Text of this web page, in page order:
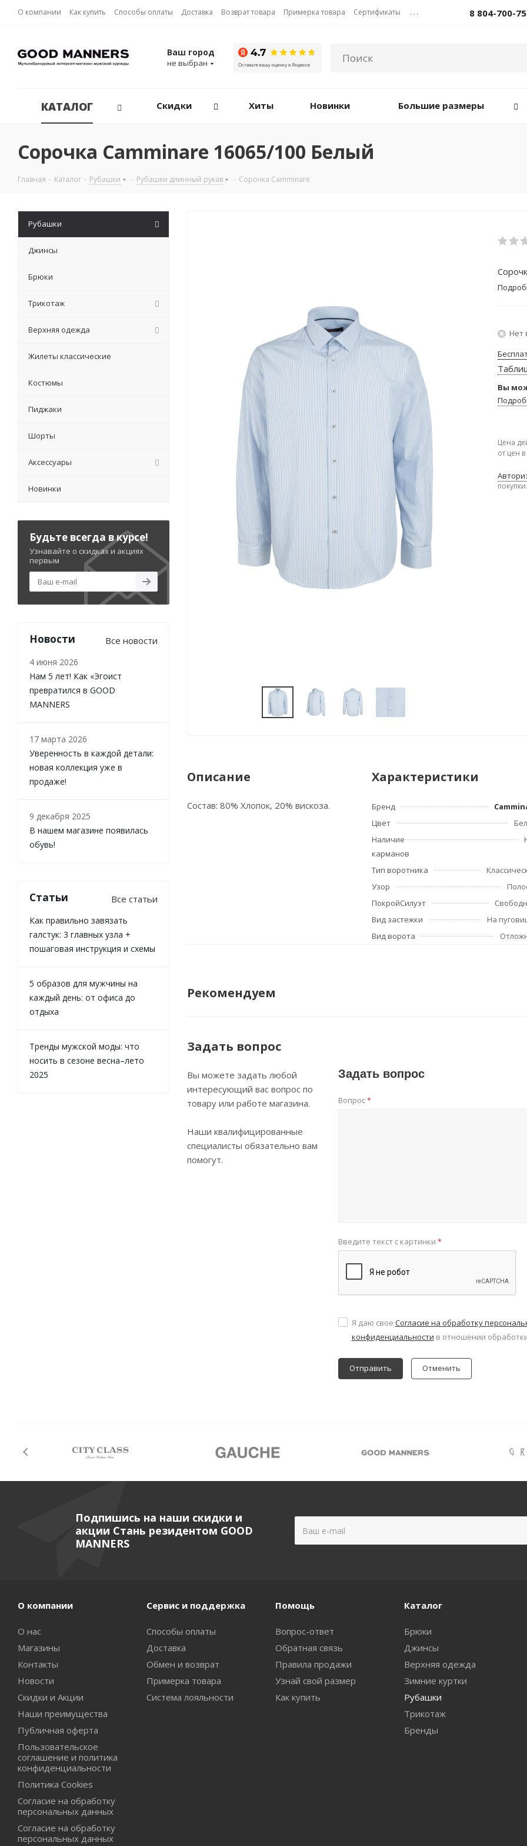
О компании Как купить Способы оплаты Доставка Возврат товара Примерка товара Сертификаты ... 8 804-700-
Ваш город
не выбран
КАТАЛОГ Скидки Хиты Новинки Большие размеры
Сорочка Camminare 16065/100 Белый
Главная - Каталог - Рубашки - Рубашки длинный рукав - Сорочка Camminare
Нет
Вы
Цена
от цен
покупки.
Описание
Состав: 80% Хлопок, 20% вискоза.
Характеристики
Бренд
Цвет
Наличие
карманов
Тип воротника
Узор
ПокройСилуэт
Вид застежки
На
Вид ворота
Рекомендуем
Задать вопрос
Вы можете задать любой
интересующий вас вопрос по
товару или работе магазина.
Наши квалифицированные
специалисты обязательно вам
помогут.
Задать вопрос
Вопрос*
Введите текст с картинки *
Я даю свое Согласие на обработку
конфиденциальности в отношении
Отменить
Рубашки
Джинсы
Брюки
Трикотаж
Верхняя одежда
Жилеты классические
Костюмы
Пиджаки
Шорты
Аксессуары
Новинки
Будьте всегда в курсе!
Узнавайте о скидках и акциях
первым
Новости Все новости
4 июня 2026
Нам 5 лет! Как «Эгоист
превратился в GOOD
MANNERS
17 марта 2026
Уверенность в каждой детали:
новая коллекция уже в
продаже!
9 декабря 2025
В нашем магазине появилась
обувь!
Статьи Все статьи
Как правильно завязать
галстук: 3 главных узла +
пошаговая инструкция и схемы
5 образов для мужчины на
каждый день: от офиса до
отдыха
Тренды мужской моды: что
носить в сезоне весна–лето
2025
Подпишись на наши скидки и
акции Стань резидентом GOOD
MANNERS
О компании
О нас
Магазины
Контакты
Новости
Скидки и Акции
Наши преимущества
Публичная оферта
Пользовательское
соглашение и политика
конфиденциальности
Политика Cookies
Согласие на обработку
персональных данных
Согласие на обработку
персональных данных
Сервис и поддержка
Способы оплаты
Доставка
Обмен и возврат
Примерка товара
Система лояльности
Помощь
Вопрос-ответ
Обратная связь
Правила продажи
Узнай свой размер
Как купить
Каталог
Брюки
Джинсы
Верхняя одежда
Зимние куртки
Рубашки
Трикотаж
Бренды